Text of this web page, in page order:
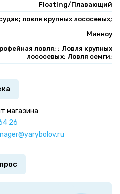
Floating/Плавающий
ловля крупных лососевых;
Минноу
ловля; ; Ловля крупных
лососевых; Ловля семги;
магазина
26